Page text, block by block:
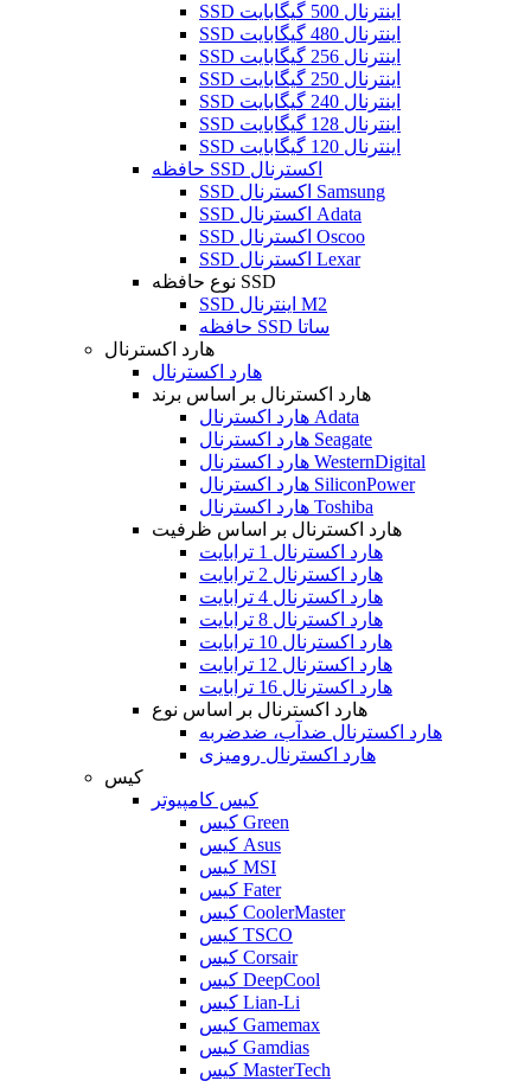
SSD اینترنال 500 گیگابایت
SSD اینترنال 480 گیگابایت
SSD اینترنال 256 گیگابایت
SSD اینترنال 250 گیگابایت
SSD اینترنال 240 گیگابایت
SSD اینترنال 128 گیگابایت
SSD اینترنال 120 گیگابایت
حافظه SSD اکسترنال
SSD اکسترنال Samsung
SSD اکسترنال Adata
SSD اکسترنال Oscoo
SSD اکسترنال Lexar
نوع حافظه SSD
SSD اینترنال M2
حافظه SSD ساتا
هارد اکسترنال
هارد اکسترنال
هارد اکسترنال بر اساس برند
هارد اکسترنال Adata
هارد اکسترنال Seagate
هارد اکسترنال WesternDigital
هارد اکسترنال SiliconPower
هارد اکسترنال Toshiba
هارد اکسترنال بر اساس ظرفیت
هارد اکسترنال 1 ترابایت
هارد اکسترنال 2 ترابایت
هارد اکسترنال 4 ترابایت
هارد اکسترنال 8 ترابایت
هارد اکسترنال 10 ترابایت
هارد اکسترنال 12 ترابایت
هارد اکسترنال 16 ترابایت
هارد اکسترنال بر اساس نوع
هارد اکسترنال ضدآب، ضدضربه
هارد اکسترنال رومیزی
کیس
کیس کامپیوتر
کیس Green
کیس Asus
کیس MSI
کیس Fater
کیس CoolerMaster
کیس TSCO
کیس Corsair
کیس DeepCool
کیس Lian-Li
کیس Gamemax
کیس Gamdias
کیس MasterTech